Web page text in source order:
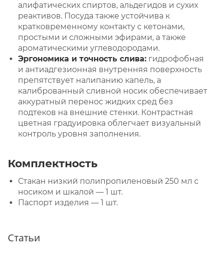
алифатических спиртов, альдегидов и сухих
реактивов. Посуда также устойчива к
кратковременному контакту с кетонами,
простыми и сложными эфирами, а также
ароматическими углеводородами.
Эргономика и точность слива: гидрофобная
и антиадгезионная внутренняя поверхность
препятствует налипанию капель, а
калиброванный сливной носик обеспечивает
аккуратный перенос жидких сред без
подтеков на внешние стенки. Контрастная
цветная градуировка облегчает визуальный
контроль уровня заполнения.
Комплектность
Стакан низкий полипропиленовый 250 мл с
носиком и шкалой — 1 шт.
Паспорт изделия — 1 шт.
Статьи